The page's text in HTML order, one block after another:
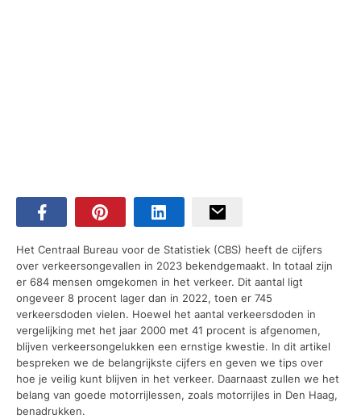
Het Centraal Bureau voor de Statistiek (CBS) heeft de cijfers
over verkeersongevallen in 2023 bekendgemaakt. In totaal zijn
er 684 mensen omgekomen in het verkeer. Dit aantal ligt
ongeveer 8 procent lager dan in 2022, toen er 745
verkeersdoden vielen. Hoewel het aantal verkeersdoden in
vergelijking met het jaar 2000 met 41 procent is afgenomen,
blijven verkeersongelukken een ernstige kwestie. In dit artikel
bespreken we de belangrijkste cijfers en geven we tips over
hoe je veilig kunt blijven in het verkeer. Daarnaast zullen we het
belang van goede motorrijlessen, zoals motorrijles in Den Haag,
benadrukken.